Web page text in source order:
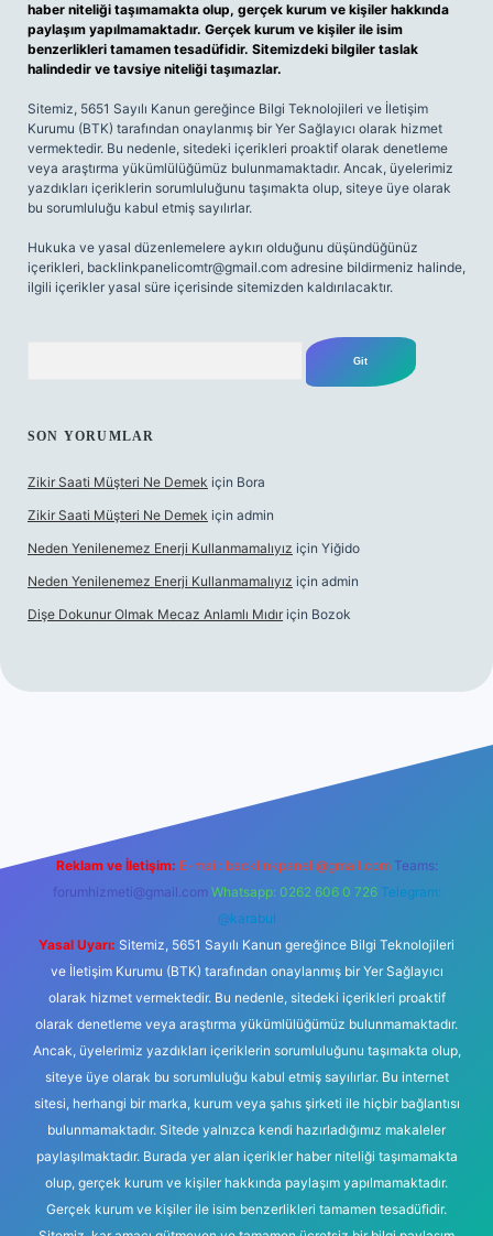
haber niteliği taşımamakta olup, gerçek kurum ve kişiler hakkında
paylaşım yapılmamaktadır. Gerçek kurum ve kişiler ile isim
benzerlikleri tamamen tesadüfidir. Sitemizdeki bilgiler taslak
halindedir ve tavsiye niteliği taşımazlar.
Sitemiz, 5651 Sayılı Kanun gereğince Bilgi Teknolojileri ve İletişim
Kurumu (BTK) tarafından onaylanmış bir Yer Sağlayıcı olarak hizmet
vermektedir. Bu nedenle, sitedeki içerikleri proaktif olarak denetleme
veya araştırma yükümlülüğümüz bulunmamaktadır. Ancak, üyelerimiz
yazdıkları içeriklerin sorumluluğunu taşımakta olup, siteye üye olarak
bu sorumluluğu kabul etmiş sayılırlar.
Hukuka ve yasal düzenlemelere aykırı olduğunu düşündüğünüz
içerikleri, backlinkpanelicomtr@gmail.com adresine bildirmeniz halinde,
ilgili içerikler yasal süre içerisinde sitemizden kaldırılacaktır.
SON YORUMLAR
Zikir Saati Müşteri Ne Demek için Bora
Zikir Saati Müşteri Ne Demek için admin
Neden Yenilenemez Enerji Kullanmamalıyız için Yiğido
Neden Yenilenemez Enerji Kullanmamalıyız için admin
Dişe Dokunur Olmak Mecaz Anlamlı Mıdır için Bozok
Reklam ve İletişim: E-mail: backlinkpaneli@gmail.com Teams:
forumhizmeti@gmail.com Whatsapp: 0262 606 0 726 Telegram:
@karabul
Yasal Uyarı: Sitemiz, 5651 Sayılı Kanun gereğince Bilgi Teknolojileri
ve İletişim Kurumu (BTK) tarafından onaylanmış bir Yer Sağlayıcı
olarak hizmet vermektedir. Bu nedenle, sitedeki içerikleri proaktif
olarak denetleme veya araştırma yükümlülüğümüz bulunmamaktadır.
Ancak, üyelerimiz yazdıkları içeriklerin sorumluluğunu taşımakta olup,
siteye üye olarak bu sorumluluğu kabul etmiş sayılırlar. Bu internet
sitesi, herhangi bir marka, kurum veya şahıs şirketi ile hiçbir bağlantısı
bulunmamaktadır. Sitede yalnızca kendi hazırladığımız makaleler
paylaşılmaktadır. Burada yer alan içerikler haber niteliği taşımamakta
olup, gerçek kurum ve kişiler hakkında paylaşım yapılmamaktadır.
Gerçek kurum ve kişiler ile isim benzerlikleri tamamen tesadüfidir.